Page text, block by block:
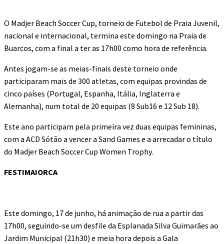
O Madjer Beach Soccer Cup, torneio de Futebol de Praia Juvenil,
nacional e internacional, termina este domingo na Praia de
Buarcos, com a final a ter as 17h00 como hora de referência.
Antes jogam-se as meias-finais deste torneio onde
participaram mais de 300 atletas, com equipas provindas de
cinco países (Portugal, Espanha, Itália, Inglaterra e
Alemanha), num total de 20 equipas (8 Sub16 e 12 Sub 18).
Este ano participam pela primeira vez duas equipas femininas,
com a ACD Sótão a vencer a Sand Games e a arrecadar o título
do Madjer Beach Soccer Cup Women Trophy.
FESTIMAIORCA
Este domingo, 17 de junho, há animação de rua a partir das
17h00, seguindo-se um desfile da Esplanada Silva Guimarães ao
Jardim Municipal (21h30) e meia hora depois a Gala